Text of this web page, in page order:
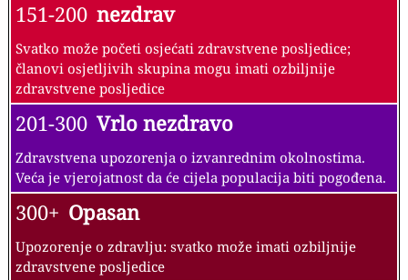
151-200 nezdrav
Svatko može početi osjećati zdravstvene posljedice;
članovi osjetljivih skupina mogu imati ozbiljnije
zdravstvene posljedice
201-300 Vrlo nezdravo
Zdravstvena upozorenja o izvanrednim okolnostima.
Veća je vjerojatnost da će cijela populacija biti pogođena.
300+ Opasan
Upozorenje o zdravlju: svatko može imati ozbiljnije
zdravstvene posljedice